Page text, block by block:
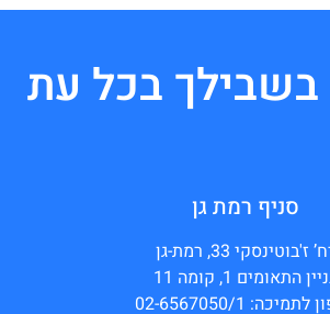
בשבילך בכל עת
סניף רמת גן
ז'בוטינסקי 33, רמת-גן
התאומים 1, קומה 11
02-6567050/1